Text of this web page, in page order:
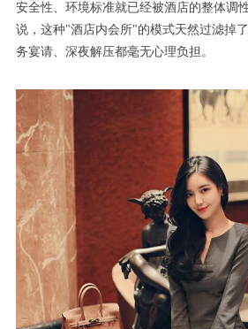
安全性、环境标准就已经被酒店的整体调
说，这种"酒店内会所"的模式天然过滤掉
务宴请、深夜解压都毫无心理负担。